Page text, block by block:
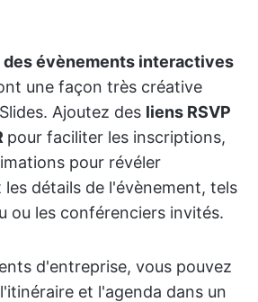
évènements interactives
une façon très créative
Ajoutez des liens RSVP
pour faciliter les inscriptions,
pour révéler
détails de l'évènement, tels
ou les conférenciers invités.
d'entreprise, vous pouvez
et l'agenda dans un